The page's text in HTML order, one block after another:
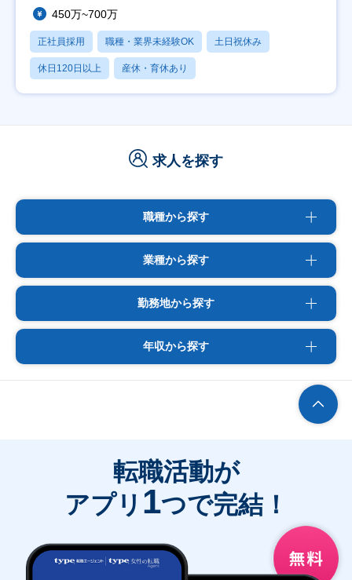
450万~700万
正社員採用 職種・業界未経験OK 土日祝休み
休日120日以上 産休・育休あり
求人を探す
職種から探す
業種から探す
勤務地から探す
年収から探す
転職活動が
アプリ 1つで完結！